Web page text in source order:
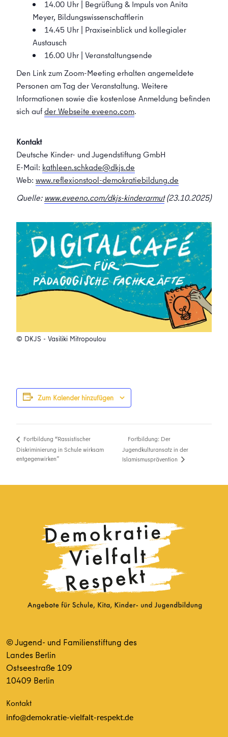
14.00 Uhr | Begrüßung & Impuls von Anita
Meyer, Bildungswissenschaftlerin
14.45 Uhr | Praxiseinblick und kollegialer
Austausch
16.00 Uhr | Veranstaltungsende
Den Link zum Zoom-Meeting erhalten angemeldete
Personen am Tag der Veranstaltung. Weitere
Informationen sowie die kostenlose Anmeldung befinden
sich aufder Webseite eveeno.com.
Kontakt
Deutsche Kinder- und Jugendstiftung GmbH
E-Mail: kathleen.schkade@dkjs.de
Web: www.reflexionstool-demokratiebildung.de
Quelle: www.eveeno.com/dkjs-kinderarmut(23.10.2025)
© DKJS - Vasiliki Mitropoulou
Zum Kalender hinzufügen
Fortbildung “Rassistischer
Diskriminierung in Schule wirksam
entgegenwirken”
Fortbildung: Der
Jugendkulturansatz in der
Islamismusprävention
© Jugend- und Familienstiftung des
Landes Berlin
Ostseestraße 109
10409 Berlin
Kontakt
info@demokratie-vielfalt-respekt.de